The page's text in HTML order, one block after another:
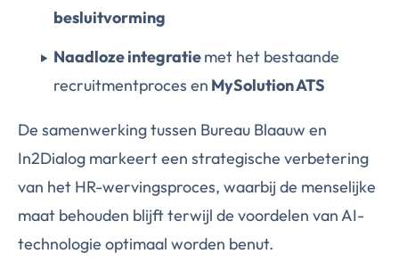
besluitvorming
Naadloze integratiemet het bestaande
recruitmentproces en MySolution ATS
De samenwerking tussen Bureau Blaauw en
In2Dialog markeert een strategische verbetering
van het HR-wervingsproces, waarbij de menselijke
maat behouden blijft terwijl de voordelen van AI-
technologie optimaal worden benut.